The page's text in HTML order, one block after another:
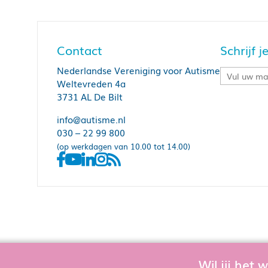
Contact
Nederlandse Vereniging voor Autisme
Weltevreden 4a
3731 AL De Bilt
info@autisme.nl
030 – 22 99 800
(op werkdagen van 10.00 tot 14.00)
Schrijf
Om de website goed te latenWil jij het